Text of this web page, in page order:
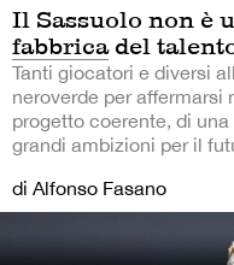
Il Sassuolo non è
fabbrica del
Tanti giocatori e diversi
neroverde per affermarsi
progetto coerente, di
grandi ambizioni per il
di Alfonso Fasano